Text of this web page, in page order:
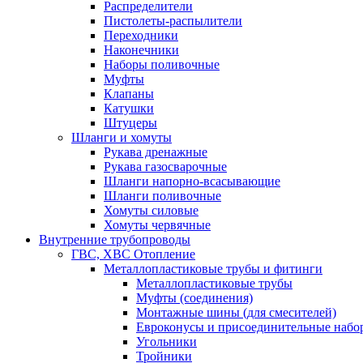
Распределители
Пистолеты-распылители
Переходники
Наконечники
Наборы поливочные
Муфты
Клапаны
Катушки
Штуцеры
Шланги и хомуты
Рукава дренажные
Рукава газосварочные
Шланги напорно-всасывающие
Шланги поливочные
Хомуты силовые
Хомуты червячные
Внутренние трубопроводы
ГВС, ХВС Отопление
Металлопластиковые трубы и фитинги
Металлопластиковые трубы
Муфты (соединения)
Монтажные шины (для смесителей)
Евроконусы и присоединительные
Угольники
Тройники